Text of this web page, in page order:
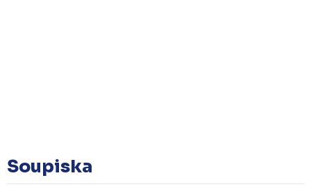
Soupiska